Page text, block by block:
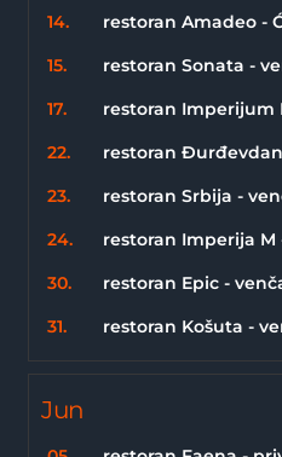
14.
restoran Amadeo -
15.
restoran Sonata -
17.
restoran Imperijum
22.
restoran
23.
restoran Srbija -
24.
restoran Imperija M
30.
restoran Epic -
31.
restoran Košuta -
Jun